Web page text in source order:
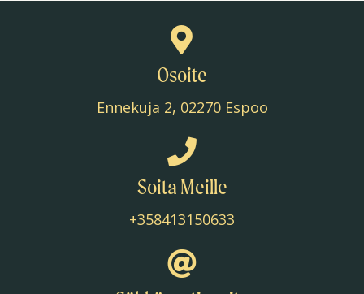
Osoite
Ennekuja 2, 02270 Espoo
Soita Meille
+358413150633